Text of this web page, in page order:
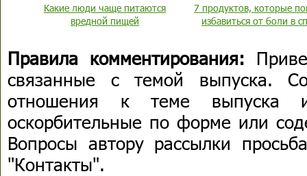
Какие люди чаще питаются
вредной пищей
7 продуктов, которые
избавиться от боли в
Правила комментирования:
связанные с темой выпуска.
отношения к теме выпуска
оскорбительные по форме или
Вопросы автору рассылки
"Контакты".